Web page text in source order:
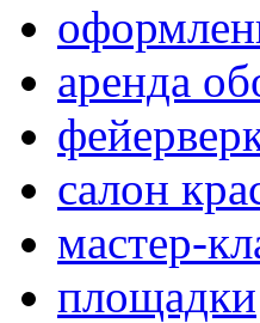
аренда
салон
мастер-
площадки